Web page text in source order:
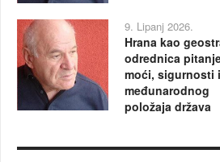
9. Lipanj 2026.
Hrana kao
odrednica
moći, sigurnosti i
međunarodnog
položaja država